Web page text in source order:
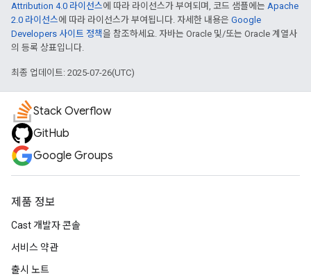
Attribution 4.0 라이선스에 따라 라이선스가 부여되며, 코드 샘플에는 Apache
2.0 라이선스에 따라 라이선스가 부여됩니다. 자세한 내용은 Google
Developers 사이트 정책을 참조하세요. 자바는 Oracle 및/또는 Oracle 계열사
의 등록 상표입니다.
최종 업데이트: 2025-07-26(UTC)
Stack Overflow
GitHub
Google Groups
제품 정보
Cast 개발자 콘솔
서비스 약관
출시 노트